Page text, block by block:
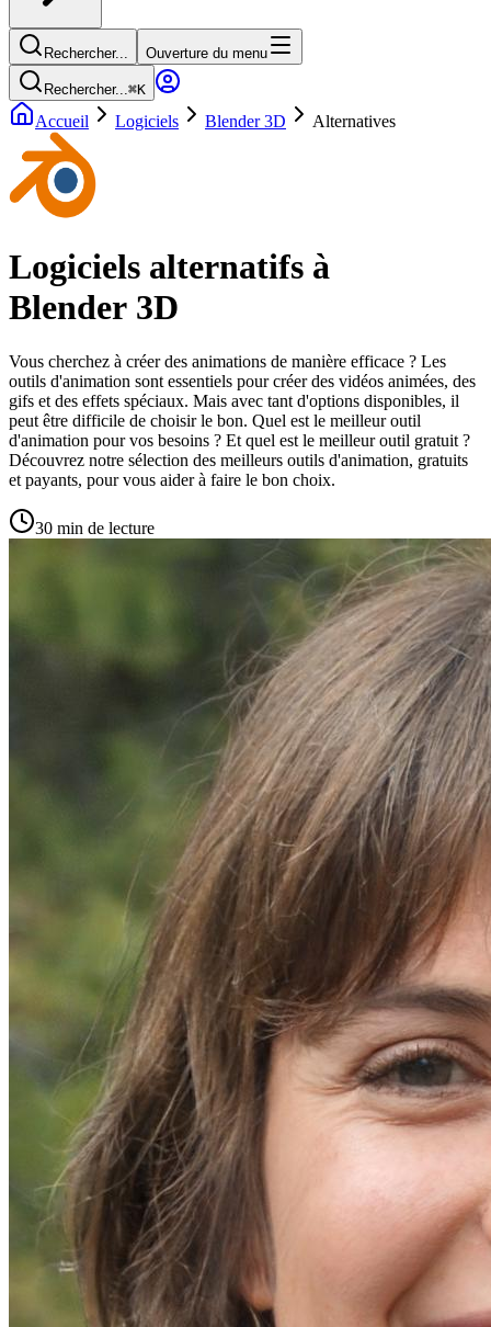
Rechercher... Ouverture du menu
Rechercher...⌘K
Accueil Logiciels Blender 3D Alternatives
Logiciels alternatifs à
Blender 3D
Vous cherchez à créer des animations de manière efficace ? Les
outils d'animation sont essentiels pour créer des vidéos animées, des
gifs et des effets spéciaux. Mais avec tant d'options disponibles, il
peut être difficile de choisir le bon. Quel est le meilleur outil
d'animation pour vos besoins ? Et quel est le meilleur outil gratuit ?
Découvrez notre sélection des meilleurs outils d'animation, gratuits
et payants, pour vous aider à faire le bon choix.
30 min de lecture